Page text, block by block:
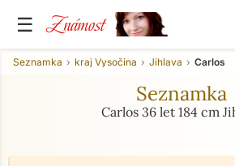
☰ Známost
Seznamka kraj Vysočina Jihlava Carlos
Seznamka
Carlos 36 let 184 cm